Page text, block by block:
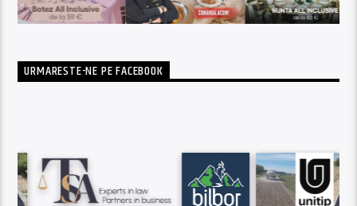
URMARESTE-NE PE FACEBOOK